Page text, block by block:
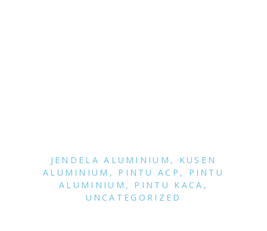
JENDELA ALUMINIUM , KUSEN
ALUMINIUM , PINTU ACP , PINTU
ALUMINIUM , PINTU KACA ,
UNCATEGORIZED